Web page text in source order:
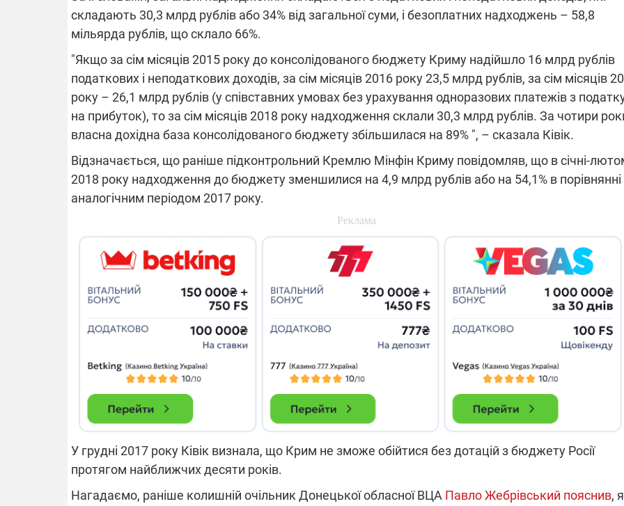
складають 30,3 млрд рублів або 34% від загальної суми, і безоплатних надходжень – 58,8
мільярда рублів, що склало 66%.
"Якщо за сім місяців 2015 року до консолідованого бюджету Криму надійшло 16 млрд рублів
податкових і неподаткових доходів, за сім місяців 2016 року 23,5 млрд рублів, за сім місяців
року – 26,1 млрд рублів (у співставних умовах без урахування одноразових платежів з
на прибуток), то за сім місяців 2018 року надходження склали 30,3 млрд рублів. За чотири
власна дохідна база консолідованого бюджету збільшилася на 89% ", – сказала Ківік.
Відзначається, що раніше підконтрольний Кремлю Мінфін Криму повідомляв, що в січні-
2018 року надходження до бюджету зменшилися на 4,9 млрд рублів або на 54,1% в порівнянні
аналогічним періодом 2017 року.
У грудні 2017 року Ківік визнала, що Крим не зможе обійтися без дотацій з бюджету Росії
протягом найближчих десяти років.
Нагадаємо, раніше колишній очільник Донецької обласної ВЦА Павло Жебрівський пояснив,
Підтримай
"Машинерію війни" та
виграй легендарний
Dodge Challenger
"Око та щит": дрони,
РЕБ і пікапи – триває
збір коштів на потреби
одразу чотирьох
Працюють на
передовій:
підтримайте
військкорів "5 каналу",
які знімають на
найгарячіших
"Відправте
Вернадського на